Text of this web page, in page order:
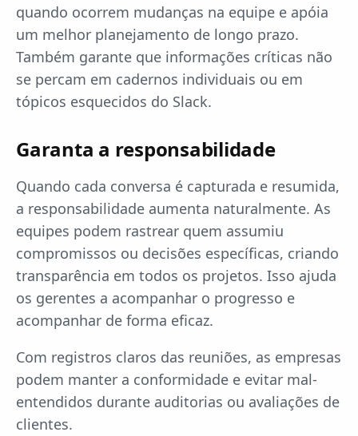
quando ocorrem mudanças na equipe e apóia
um melhor planejamento de longo prazo.
Também garante que informações críticas não
se percam em cadernos individuais ou em
tópicos esquecidos do Slack.
Garanta a responsabilidade
Quando cada conversa é capturada e resumida,
a responsabilidade aumenta naturalmente. As
equipes podem rastrear quem assumiu
compromissos ou decisões específicas, criando
transparência em todos os projetos. Isso ajuda
os gerentes a acompanhar o progresso e
acompanhar de forma eficaz.
Com registros claros das reuniões, as empresas
podem manter a conformidade e evitar mal-
entendidos durante auditorias ou avaliações de
clientes.